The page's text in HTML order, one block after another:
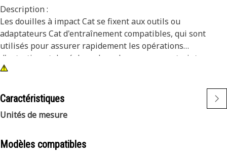
Description :
Les douilles à impact Cat se fixent aux outils ou
adaptateurs Cat d'entraînement compatibles, qui sont
utilisés pour assurer rapidement les opérations
d'entretien et de réglage dans des espaces restreints.
• Douille à impact 6 points 9/16 in
• Douille profonde
• Entraînement carré 3/8 in
Caractéristiques
Unités de mesure
Modèles compatibles